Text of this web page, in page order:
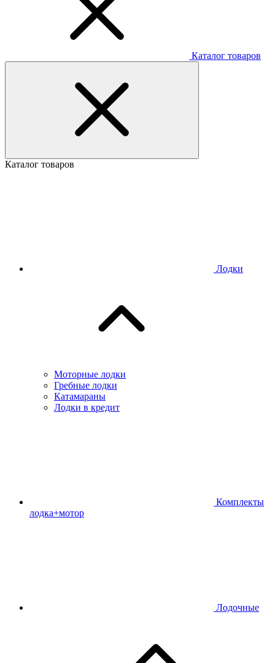
Каталог товаров
Каталог товаров
Лодки
Моторные лодки
Гребные лодки
Катамараны
Лодки в кредит
Комплекты
лодка+мотор
Лодочные